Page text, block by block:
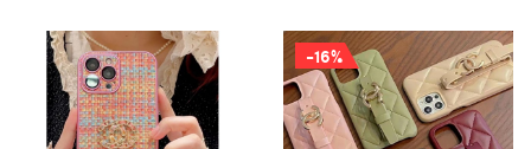
-16%